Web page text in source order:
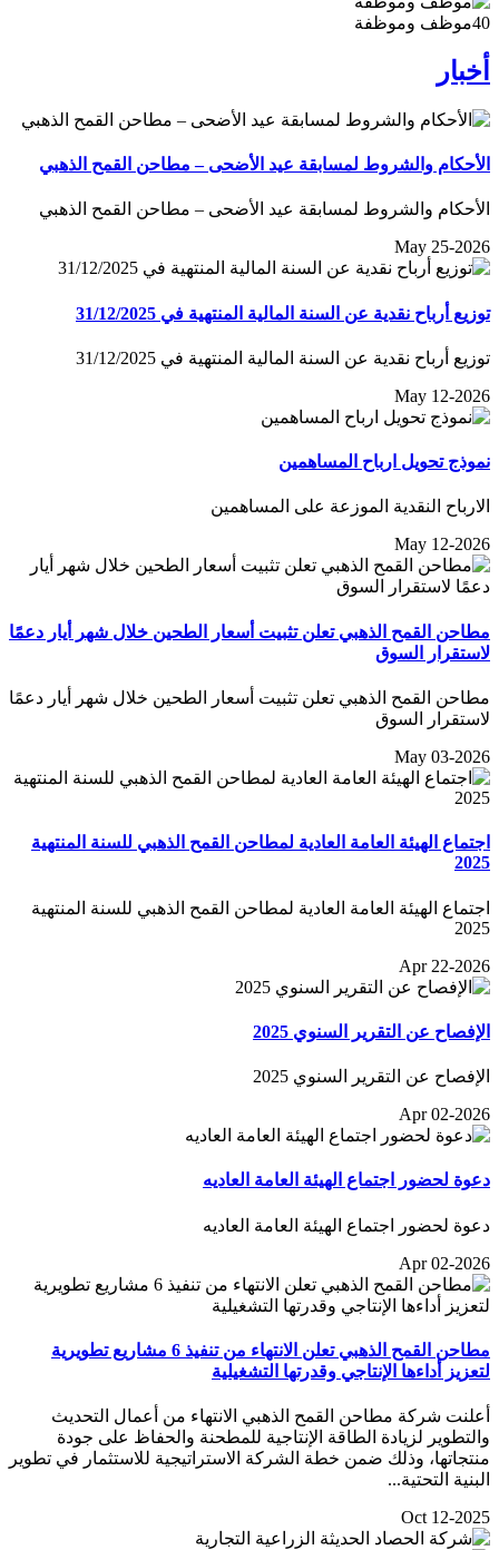
40موظف وموظفة
أخبار
الأحكام والشروط لمسابقة عيد الأضحى – مطاحن القمح الذهبي
الأحكام والشروط لمسابقة عيد الأضحى – مطاحن القمح الذهبي
May 25-2026
توزيع أرباح نقدية عن السنة المالية المنتهية في 31/12/2025
توزيع أرباح نقدية عن السنة المالية المنتهية في 31/12/2025
May 12-2026
نموذج تحويل ارباح المساهمين
الارباح النقدية الموزعة على المساهمين
May 12-2026
مطاحن القمح الذهبي تعلن تثبيت أسعار الطحين خلال شهر أيار دعمًا
لاستقرار السوق
مطاحن القمح الذهبي تعلن تثبيت أسعار الطحين خلال شهر أيار دعمًا
لاستقرار السوق
May 03-2026
اجتماع الهيئة العامة العادية لمطاحن القمح الذهبي للسنة المنتهية
2025
اجتماع الهيئة العامة العادية لمطاحن القمح الذهبي للسنة المنتهية
2025
Apr 22-2026
الإفصاح عن التقرير السنوي 2025
الإفصاح عن التقرير السنوي 2025
Apr 02-2026
دعوة لحضور اجتماع الهيئة العامة العاديه
دعوة لحضور اجتماع الهيئة العامة العاديه
Apr 02-2026
مطاحن القمح الذهبي تعلن الانتهاء من تنفيذ 6 مشاريع تطويرية
لتعزيز أداءها الإنتاجي وقدرتها التشغيلية
أعلنت شركة مطاحن القمح الذهبي الانتهاء من أعمال التحديث
والتطوير لزيادة الطاقة الإنتاجية للمطحنة والحفاظ على جودة
منتجاتها، وذلك ضمن خطة الشركة الاستراتيجية للاستثمار في تطوير
البنية التحتية...
Oct 12-2025